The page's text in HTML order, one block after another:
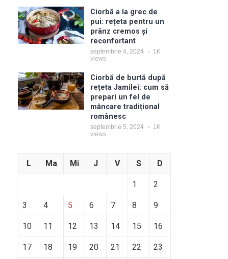
Ciorbă a la grec de
pui: rețeta pentru un
prânz cremos și
reconfortant
septembrie 4, 2024
1K
views
Ciorbă de burtă după
rețeta Jamilei: cum să
prepari un fel de
mâncare tradițional
românesc
septembrie 5, 2024
1K
views
L Ma Mi J V S D
1 2
3 4 5 6 7 8 9
10 11 12 13 14 15 16
17 18 19 20 21 22 23